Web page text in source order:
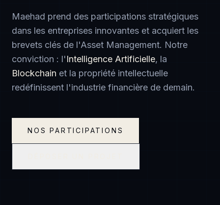
Maehad prend des participations stratégiques
dans les entreprises innovantes et acquiert les
brevets clés de l'Asset Management. Notre
conviction : l'Intelligence Artificielle, la
Blockchain et la propriété intellectuelle
redéfinissent l'industrie financière de demain.
NOS PARTICIPATIONS